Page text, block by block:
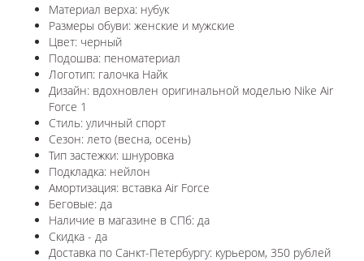
Материал верха: нубук
Размеры обуви: женские и мужские
Цвет: черный
Подошва: пеноматериал
Логотип: галочка Найк
Дизайн: вдохновлен оригинальной моделью Nike Air
Force 1
Стиль: уличный спорт
Сезон: лето (весна, осень)
Тип застежки: шнуровка
Подкладка: нейлон
Амортизация: вставка Air Force
Беговые: да
Наличие в магазине в СПб: да
Скидка - да
Доставка по Санкт-Петербургу: курьером, 350 рублей